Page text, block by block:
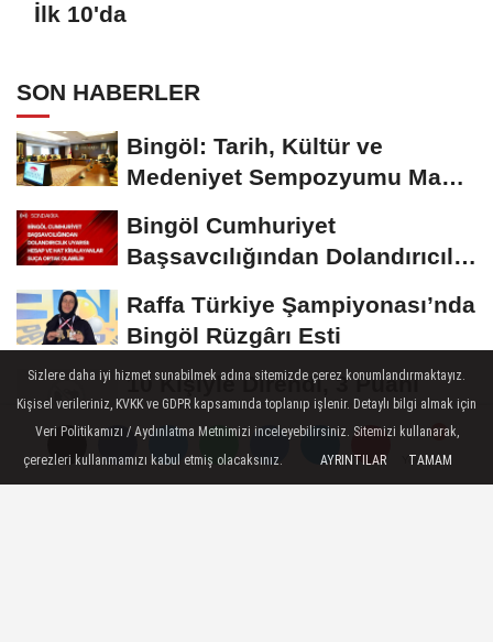
Yorumlar
Yorumlar
İlk 10'da
SON HABERLER
Bingöl: Tarih, Kültür ve
Medeniyet Sempozyumu Mayıs
Bingöl Cumhuriyet
Başsavcılığından Dolandırıcılık
Raffa Türkiye Şampiyonası’nda
Bingöl Rüzgârı Esti
10 Kişiyle Direndi, 3 Puanı
Aldı: 12 Bingölspor Zirvedeki
Yerini Korudu...
Toplum Gönüllüsü Semiramis
Sizlere daha iyi hizmet sunabilmek adına sitemizde çerez konumlandırmaktayız.
Kişisel verileriniz, KVKK ve GDPR kapsamında toplanıp işlenir. Detaylı bilgi almak için
Veri Politikamızı / Aydınlatma Metnimizi inceleyebilirsiniz. Sitemizi kullanarak,
çerezleri kullanmamızı kabul etmiş olacaksınız.
AYRINTILAR TAMAM